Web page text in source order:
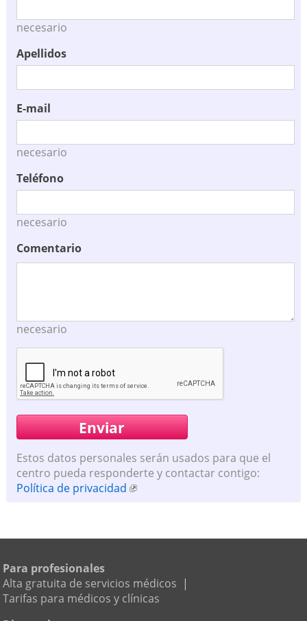
necesario
Apellidos
E-mail
necesario
Teléfono
necesario
Comentario
necesario
Estos datos personales serán usados para que el
centro pueda responderte y contactar contigo:
Política de privacidad
Para profesionales
Alta gratuita de servicios médicos |
Tarifas para médicos y clínicas